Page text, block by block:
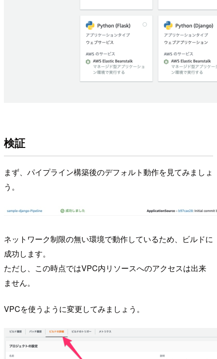
検証
まず、パイプライン構築後のデフォルト動作を見てみましょ
う。
ネットワーク制限の無い環境で動作しているため、ビルドに
成功します。
ただし、この時点ではVPC内リソースへのアクセスは出来
ません。
VPCを使うように変更してみましょう。